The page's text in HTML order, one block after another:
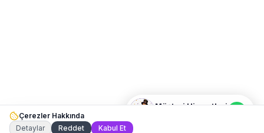
Müşteri Hizmetleri
Çerezler Hakkında
Detaylar
Reddet Kabul Et